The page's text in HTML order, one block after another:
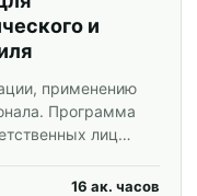
и
применению
Программа
лиц
16 ак. часов